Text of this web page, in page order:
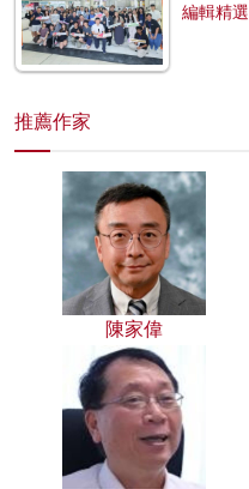
編輯精選
推薦作家
陳家偉